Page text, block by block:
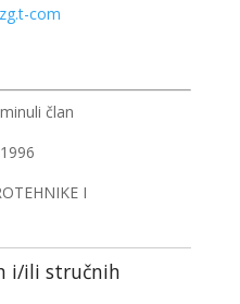
com
član
1996
I
i/ili stručnih